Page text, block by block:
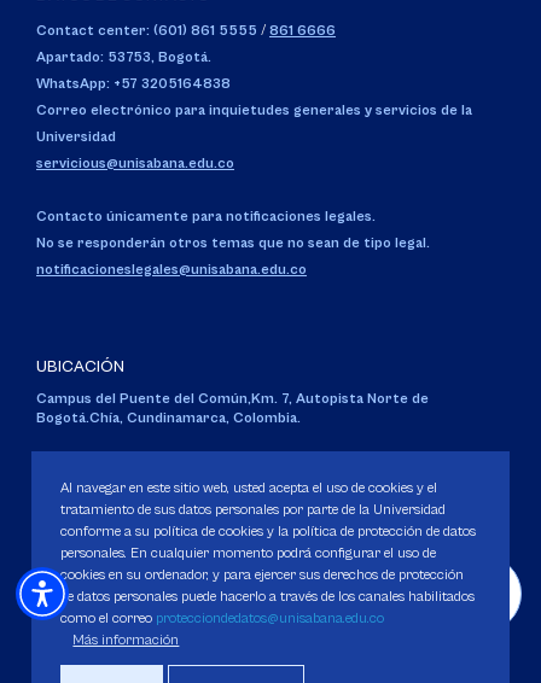
Contact center: (601) 861 5555 / 861 6666
Apartado: 53753, Bogotá.
WhatsApp: +57 3205164838
Correo electrónico para inquietudes generales y servicios de la
Universidad
servicious@unisabana.edu.co
Contacto únicamente para notificaciones legales.
No se responderán otros temas que no sean de tipo legal.
notificacioneslegales@unisabana.edu.co
UBICACIÓN
Campus del Puente del Común,Km. 7, Autopista Norte de
Bogotá.Chía, Cundinamarca, Colombia.
Personería Jurídica:Resolución 130 del 14 de enero de 1980.
Ministerio de Educación Nacional.
Política de Protección de datos
Al navegar en este sitio web, usted acepta el uso de cookies y el
tratamiento de sus datos personales por parte de la Universidad
conforme a su política de cookies y la política de protección de datos
personales. En cualquier momento podrá configurar el uso de
cookies en su ordenador, y para ejercer sus derechos de protección
de datos personales puede hacerlo a través de los canales habilitados
como el correo protecciondedatos@unisabana.edu.co
Más información